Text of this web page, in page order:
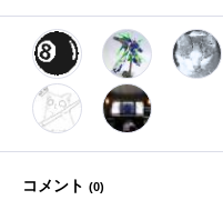
コメント (0)